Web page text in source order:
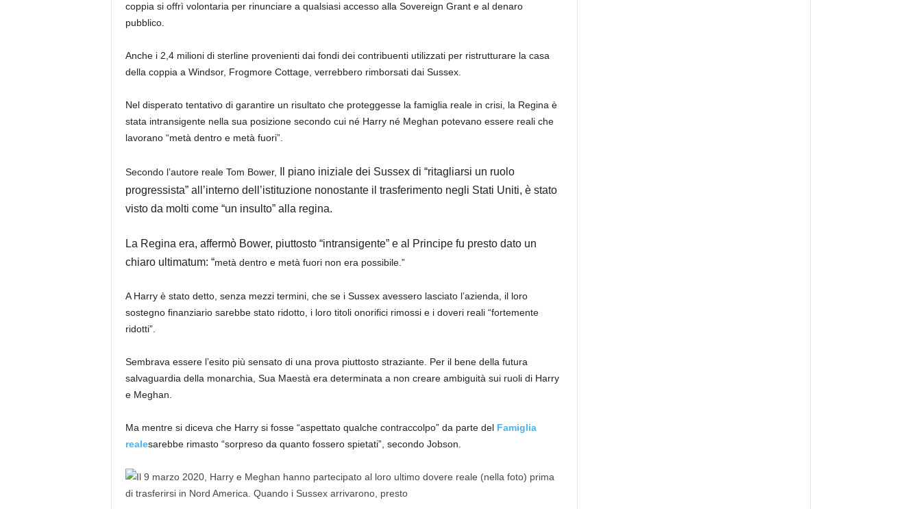
coppia si offrì volontaria per rinunciare a qualsiasi accesso alla Sovereign Grant e al denaro
pubblico.
Anche i 2,4 milioni di sterline provenienti dai fondi dei contribuenti utilizzati per ristrutturare la casa
della coppia a Windsor, Frogmore Cottage, verrebbero rimborsati dai Sussex.
Nel disperato tentativo di garantire un risultato che proteggesse la famiglia reale in crisi, la Regina è
stata intransigente nella sua posizione secondo cui né Harry né Meghan potevano essere reali che
lavorano “metà dentro e metà fuori”.
Secondo l’autore reale Tom Bower,
Il piano iniziale dei Sussex di “ritagliarsi un ruolo
progressista” all’interno dell’istituzione nonostante il trasferimento negli Stati Uniti, è stato
visto da molti come “un insulto” alla regina.
La Regina era, affermò Bower, piuttosto “intransigente” e al Principe fu presto dato un
chiaro ultimatum: “metà dentro e metà fuori non era possibile.”
A Harry è stato detto, senza mezzi termini, che se i Sussex avessero lasciato l’azienda, il loro
sostegno finanziario sarebbe stato ridotto, i loro titoli onorifici rimossi e i doveri reali “fortemente
ridotti”.
Sembrava essere l’esito più sensato di una prova piuttosto straziante. Per il bene della futura
salvaguardia della monarchia, Sua Maestà era determinata a non creare ambiguità sui ruoli di Harry
e Meghan.
Ma mentre si diceva che Harry si fosse “aspettato qualche contraccolpo” da parte del Famiglia
realesarebbe rimasto “sorpreso da quanto fossero spietati”, secondo Jobson.